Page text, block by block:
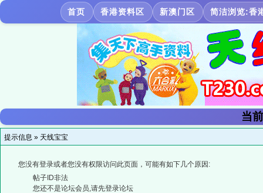
首页 香港资料区 新澳门区 简洁浏览:香
当
提示信息 » 天线宝宝
您没有登录或者您没有权限访问此页面，可能有如下几个原因:
帖子ID非法
您还不是论坛会员,请先登录论坛